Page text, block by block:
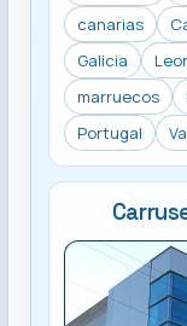
canarias
Galicia
marruecos
Portugal